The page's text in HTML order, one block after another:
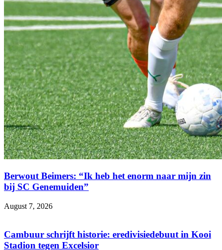
Berwout Beimers: “Ik heb het enorm naar mijn zin
bij SC Genemuiden”
August 7, 2026
Cambuur schrijft historie: eredivisiedebuut in Kooi
Stadion tegen Excelsior